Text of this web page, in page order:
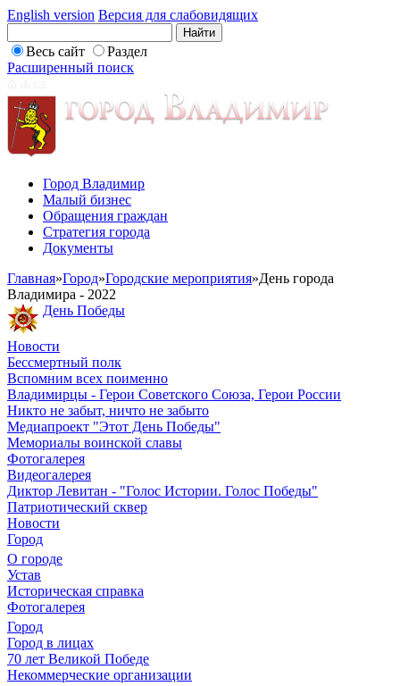
English version Версия для слабовидящих
Весь сайт
Раздел
Расширенный поиск
Город Владимир
Малый бизнес
Обращения граждан
Стратегия города
Документы
Главная»Город»Городские мероприятия»День города
Владимира - 2022
День Победы
Новости
Бессмертный полк
Вспомним всех поименно
Владимирцы - Герои Советского Союза, Герои России
Никто не забыт, ничто не забыто
Медиапроект "Этот День Победы"
Мемориалы воинской славы
Фотогалерея
Видеогалерея
Диктор Левитан - "Голос Истории. Голос Победы"
Патриотический сквер
Новости
Город
О городе
Устав
Историческая справка
Фотогалерея
Город
Город в лицах
70 лет Великой Победе
Некоммерческие организации